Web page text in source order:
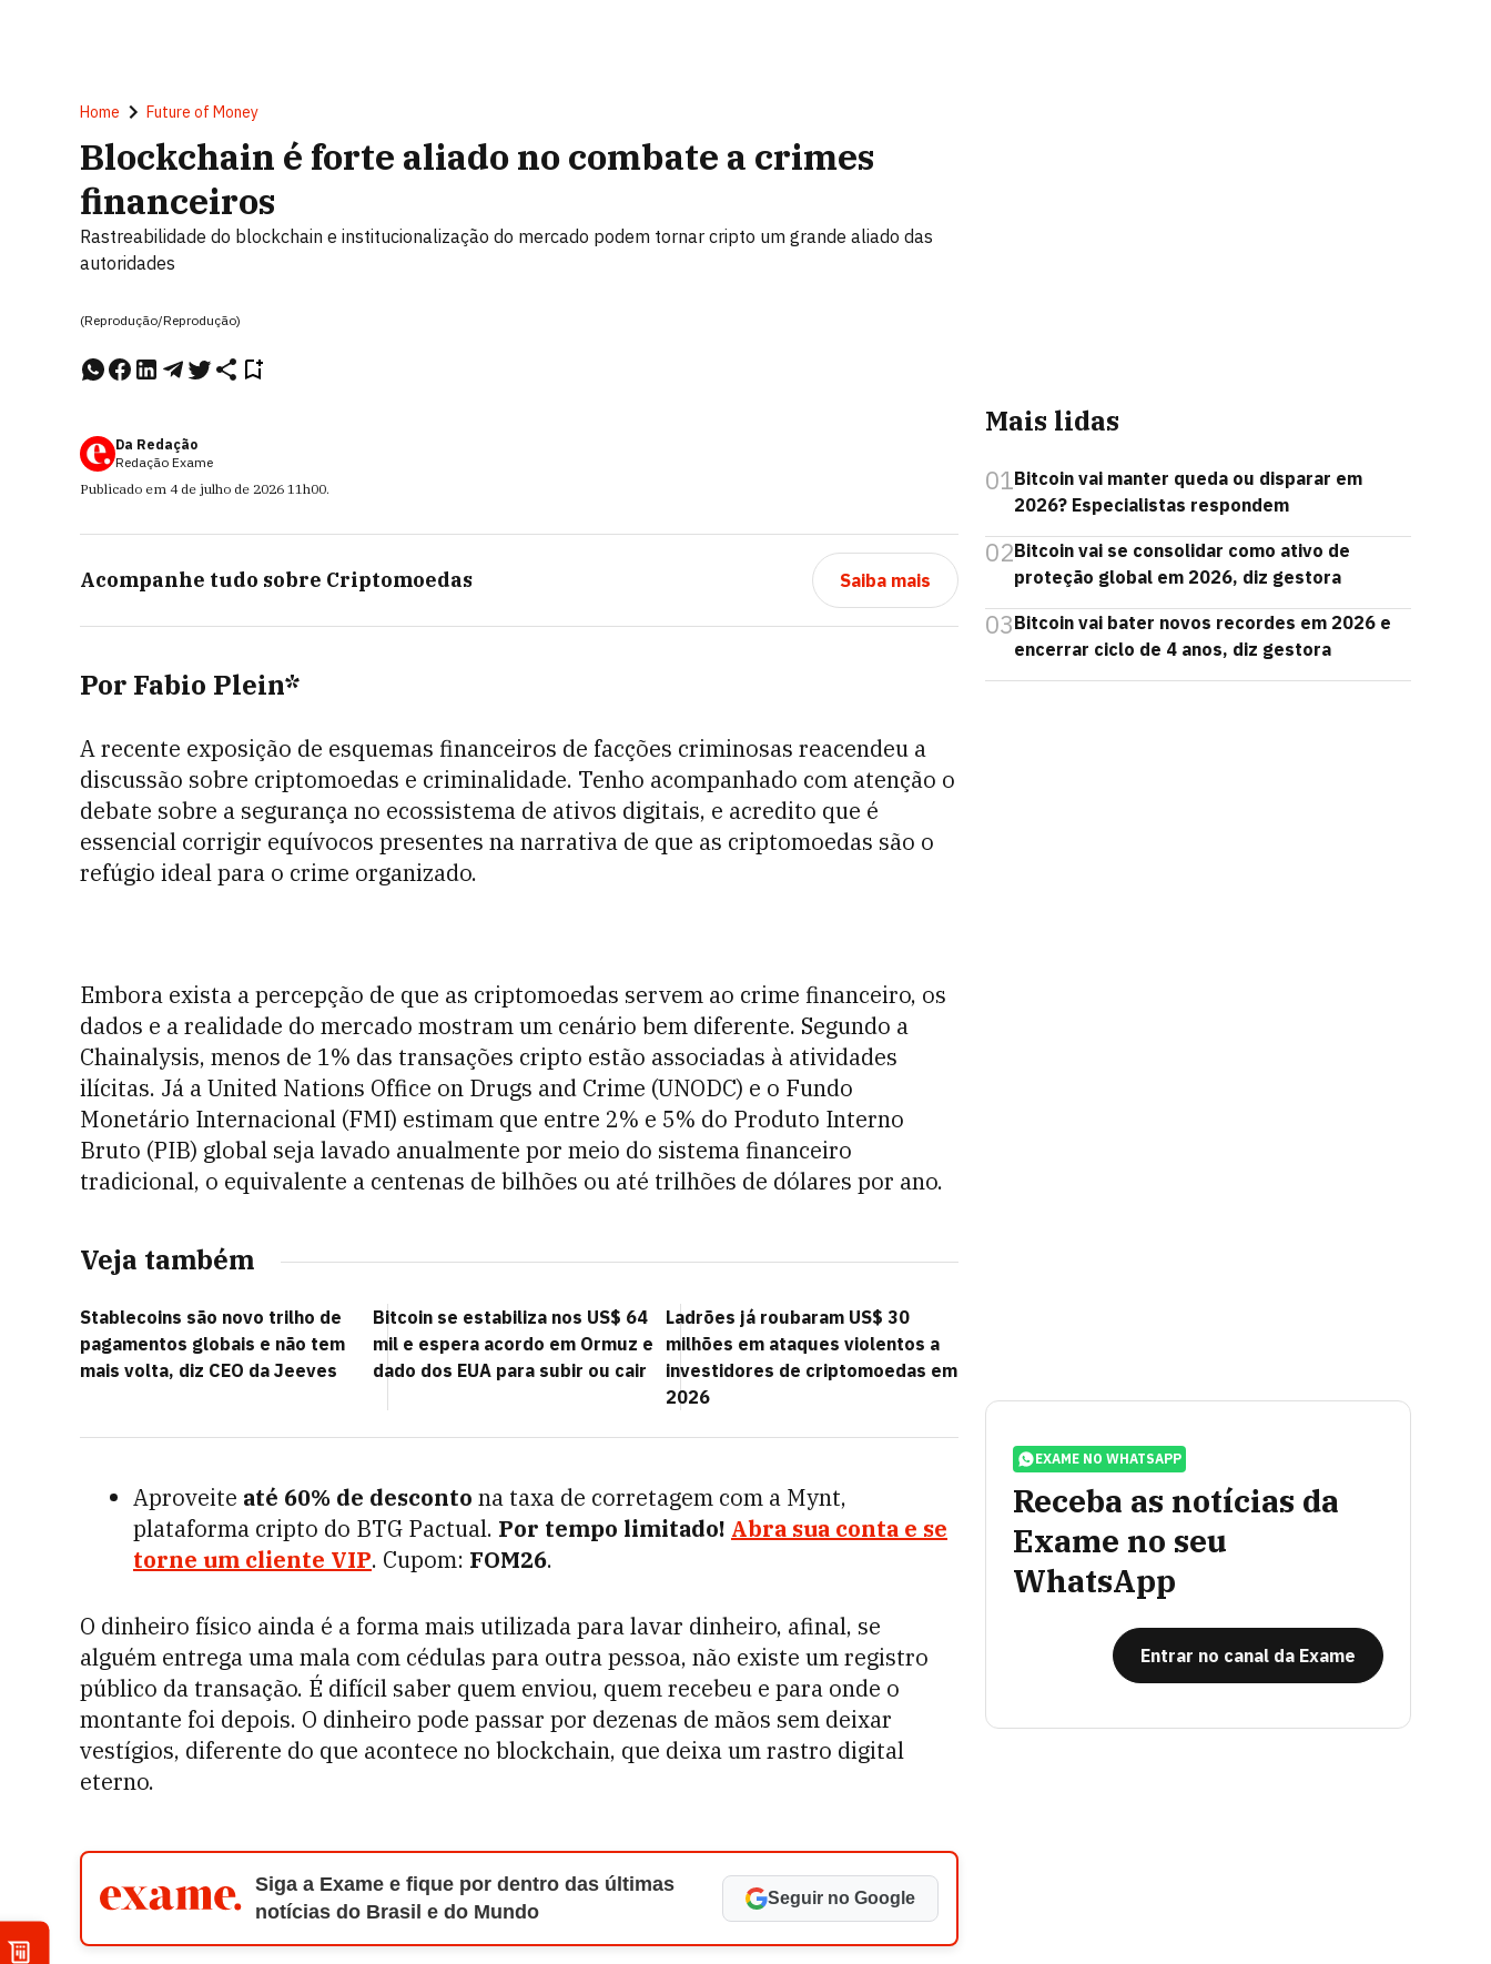
Home Future of Money
Blockchain é forte aliado no combate a crimes
financeiros
Rastreabilidade do blockchain e institucionalização do mercado podem tornar cripto um grande aliado das
autoridades
(Reprodução/Reprodução)
Da Redação
Redação Exame
Publicado em 4 de julho de 2026 11h00.
Acompanhe tudo sobre Criptomoedas Saiba mais
Por Fabio Plein*
A recente exposição de esquemas financeiros de facções criminosas reacendeu a
discussão sobre criptomoedas e criminalidade. Tenho acompanhado com atenção o
debate sobre a segurança no ecossistema de ativos digitais, e acredito que é
essencial corrigir equívocos presentes na narrativa de que as criptomoedas são o
refúgio ideal para o crime organizado.
Embora exista a percepção de que as criptomoedas servem ao crime financeiro, os
dados e a realidade do mercado mostram um cenário bem diferente. Segundo a
Chainalysis, menos de 1% das transações cripto estão associadas à atividades
ilícitas. Já a United Nations Office on Drugs and Crime (UNODC) e o Fundo
Monetário Internacional (FMI) estimam que entre 2% e 5% do Produto Interno
Bruto (PIB) global seja lavado anualmente por meio do sistema financeiro
tradicional, o equivalente a centenas de bilhões ou até trilhões de dólares por ano.
Veja também
Stablecoins são novo trilho de
pagamentos globais e não tem
mais volta, diz CEO da Jeeves
Bitcoin se estabiliza nos US$ 64
mil e espera acordo em Ormuz e
dado dos EUA para subir ou cair
Ladrões já roubaram US$ 30
milhões em ataques violentos a
investidores de criptomoedas em
2026
Aproveite até 60% de desconto na taxa de corretagem com a Mynt,
plataforma cripto do BTG Pactual. Por tempo limitado! Abra sua conta e se
torne um cliente VIP. Cupom: FOM26.
O dinheiro físico ainda é a forma mais utilizada para lavar dinheiro, afinal, se
alguém entrega uma mala com cédulas para outra pessoa, não existe um registro
público da transação. É difícil saber quem enviou, quem recebeu e para onde o
montante foi depois. O dinheiro pode passar por dezenas de mãos sem deixar
vestígios, diferente do que acontece no blockchain, que deixa um rastro digital
eterno.
Siga a Exame e fique por dentro das últimas
notícias do Brasil e do Mundo
Seguir no Google
Mais lidas
01Bitcoin vai manter queda ou disparar em
2026? Especialistas respondem
02Bitcoin vai se consolidar como ativo de
proteção global em 2026, diz gestora
03Bitcoin vai bater novos recordes em 2026 e
encerrar ciclo de 4 anos, diz gestora
EXAME NO WHATSAPP
Receba as notícias da
Exame no seu
WhatsApp
Entrar no canal da Exame